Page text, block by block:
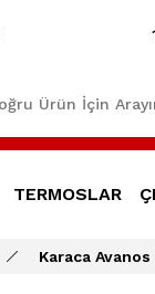
TERMOSLAR
Karaca